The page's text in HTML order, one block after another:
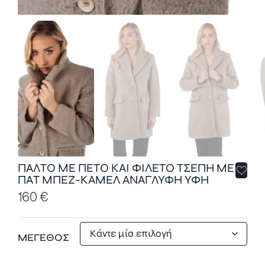
ΠΑΛΤΟ ΜΕ ΠΕΤΟ ΚΑΙ ΦΙΛΕΤΟ ΤΣΕΠΗ ΜΕ
ΠΑΤ ΜΠΕΖ-ΚΑΜΕΛ ΑΝΑΓΛΥΦΗ ΥΦΗ
160€
ΜΕΓΕΘΟΣ